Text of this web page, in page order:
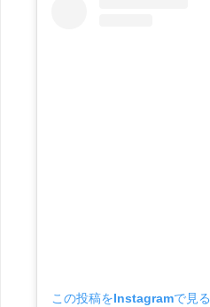
この投稿をInstagramで見る